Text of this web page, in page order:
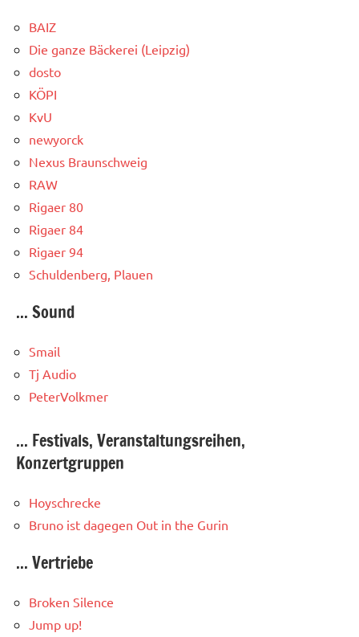
BAIZ
Die ganze Bäckerei (Leipzig)
dosto
KÖPI
KvU
newyorck
Nexus Braunschweig
RAW
Rigaer 80
Rigaer 84
Rigaer 94
Schuldenberg, Plauen
... Sound
Smail
Tj Audio
PeterVolkmer
... Festivals, Veranstaltungsreihen,
Konzertgruppen
Hoyschrecke
Bruno ist dagegen Out in the Gurin
... Vertriebe
Broken Silence
Jump up!